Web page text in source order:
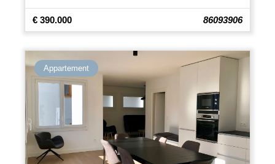
€ 390.000 86093906
Appartement